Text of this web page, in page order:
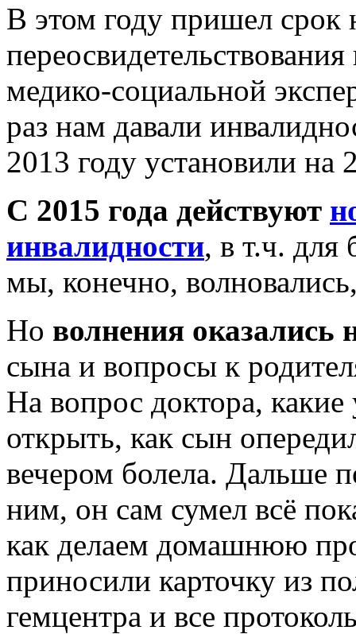
В этом году пришел срок
медико-социальной
раз нам давали
2013 году установили на
С 2015 года действуют
инвалидности, в т.ч.
мы, конечно,
Но волнения оказались
сына и вопросы к
На вопрос доктора,
открыть, как сын
вечером болела. Дальше
ним, он сам сумел всё
как делаем домашнюю
приносили карточку из
гемцентра и все